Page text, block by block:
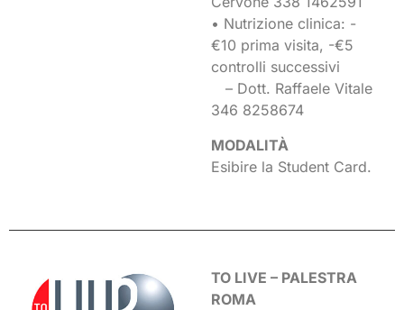
• Nutrizione clinica: -
€10 prima visita, -€5
controlli successivi
– Dott. Raffaele Vitale
346 8258674
MODALITÀ
Esibire la Student Card.
TO LIVE – PALESTRA
ROMA